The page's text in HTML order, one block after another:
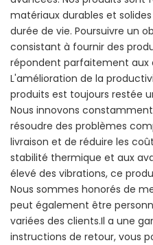
matériaux durables et
durée de vie. Poursuivre un
consistant à fournir des
répondent parfaitement aux
L'amélioration de la
produits est toujours restée
Nous innovons
résoudre des problèmes
livraison et de réduire les
stabilité thermique et aux
élevé des vibrations, ce
Nous sommes honorés de
peut également être
variées des clients.Il a une
instructions de retour, vous